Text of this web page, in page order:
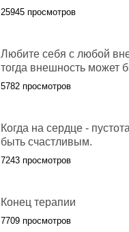
25945 просмотров
Любите себя с любой
тогда внешность может
5782 просмотров
Когда на сердце -
быть счастливым.
7243 просмотров
Конец терапии
7709 просмотров